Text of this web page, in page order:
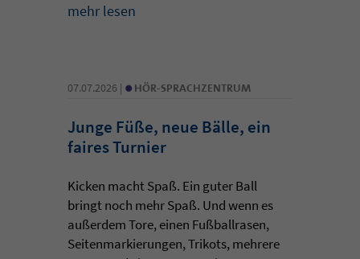
mehr lesen
07.07.2026 | • HÖR-SPRACHZENTRUM
Junge Füße, neue Bälle, ein
faires Turnier
Kicken macht Spaß. Ein guter Ball
bringt noch mehr Spaß. Und wenn es
außerdem Tore, einen Fußballrasen,
Seitenmarkierungen, Trikots, mehrere